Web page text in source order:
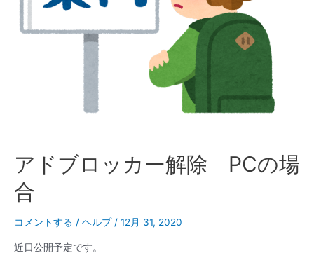
アドブロッカー解除 PCの場
合
コメントする / ヘルプ/ 12月 31, 2020
近日公開予定です。